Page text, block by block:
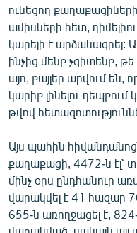
ունեցող
ամիսների հետ,
կարելի է արձանագրել:
ինչից մենք չգիտենք, թե
այո, քայլեր արվում
կարիք լինելու
թվով
Այս պահին
քաղաքացի, 4472-ն էլ՝
մինչ օրս ընդհանուր
վարակվել է 41 հազար
655-ն առողջացել է,